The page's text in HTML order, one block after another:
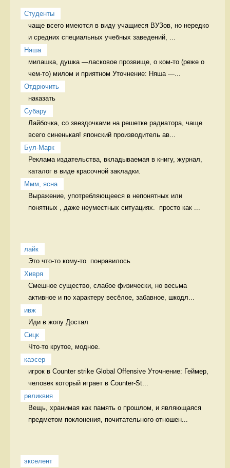
Студенты
чаще всего имеются в виду учащиеся ВУЗов, но нередко
и средних специальных учебных заведений, ...
Няша
милашка, душка —ласковое прозвище, о ком-то (реже о
чем-то) милом и приятном Уточнение: Няша —...
Отдрючить
наказать
Cубару
Лайбочка, со звездочками на решетке радиатора, чаще
всего синенькая! японский производитель ав...
Бул-Марк
Реклама издательства, вкладываемая в книгу, журнал,
каталог в виде красочной закладки.
Ммм, ясна
Выражение, употребляющееся в непонятных или
понятных , даже неуместных ситуациях.  просто как ...
лайк
Это что-то кому-то  понравилось
Хивря
Смешное существо, слабое физически, но весьма
активное и по характеру весёлое, забавное, шкодл...
ивж
Иди в жопу Достал
Сицк
Что-то крутое, модное.
каэсер
игрок в Counter strike Global Offensive Уточнение: Геймер,
человек который играет в Counter-St...
реликвия
Вещь, хранимая как память о прошлом, и являющаяся
предметом поклонения, почитательного отношен...
экселент